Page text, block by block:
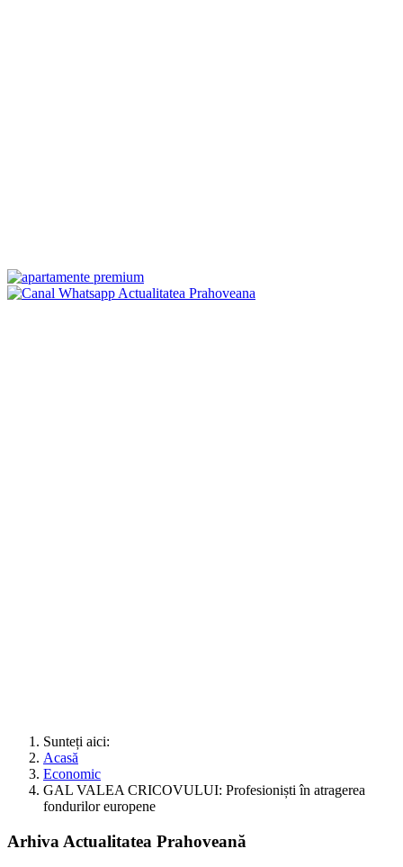
Sunteți aici:
Acasă
Economic
GAL VALEA CRICOVULUI: Profesioniști în atragerea
fondurilor europene
Arhiva Actualitatea Prahoveană